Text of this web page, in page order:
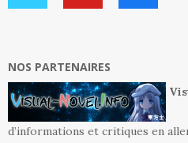
NOS PARTENAIRES
d’informations et critiques en